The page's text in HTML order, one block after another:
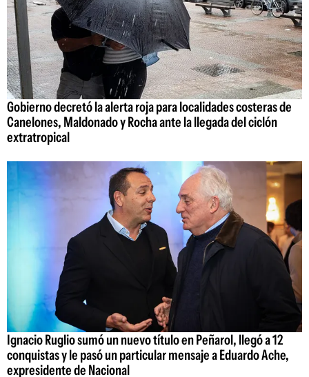
Gobierno decretó la alerta roja para localidades costeras de
Canelones, Maldonado y Rocha ante la llegada del ciclón
extratropical
Ignacio Ruglio sumó un nuevo título en Peñarol, llegó a 12
conquistas y le pasó un particular mensaje a Eduardo Ache,
expresidente de Nacional